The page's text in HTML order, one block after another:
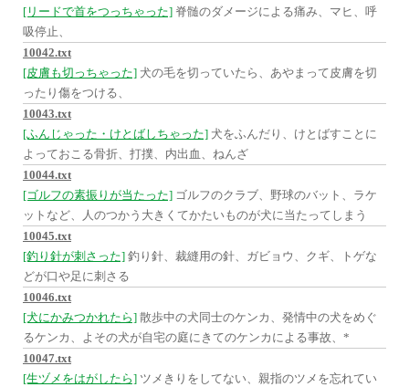
[リードで首をつっちゃった] 脊髄のダメージによる痛み、マヒ、呼
吸停止、
10042.txt
[皮膚も切っちゃった] 犬の毛を切っていたら、あやまって皮膚を切
ったり傷をつける、
10043.txt
[ふんじゃった・けとばしちゃった] 犬をふんだり、けとばすことに
よっておこる骨折、打撲、内出血、ねんざ
10044.txt
[ゴルフの素振りが当たった] ゴルフのクラブ、野球のバット、ラケ
ットなど、人のつかう大きくてかたいものが犬に当たってしまう
10045.txt
[釣り針が刺さった] 釣り針、裁縫用の針、ガビョウ、クギ、トゲな
どが口や足に刺さる
10046.txt
[犬にかみつかれたら] 散歩中の犬同士のケンカ、発情中の犬をめぐ
るケンカ、よその犬が自宅の庭にきてのケンカによる事故、*
10047.txt
[生ヅメをはがしたら] ツメきりをしてない、親指のツメを忘れてい